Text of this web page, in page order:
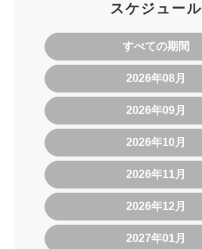
スケジュール
すべての期間
2026年08月
2026年09月
2026年10月
2026年11月
2026年12月
2027年01月